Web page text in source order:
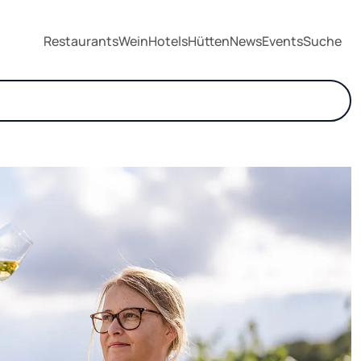
RestaurantsWeinHotelsHüttenNewsEventsSuche